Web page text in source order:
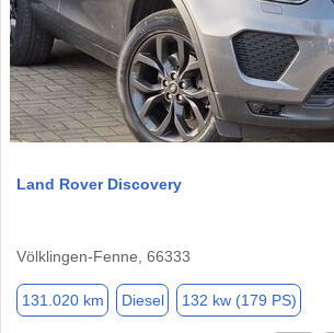
Land Rover Discovery
Völklingen-Fenne, 66333
131.020 km Diesel 132 kw (179 PS)